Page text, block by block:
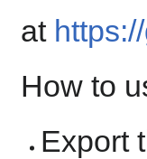
at
How to
Export